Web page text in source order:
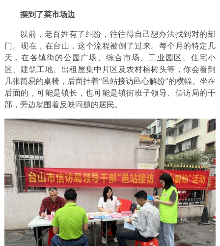
摆到了菜市场边
以前，老百姓有了纠纷，往往得自己想办法找到对的部
门。现在，在台山，这个流程被倒了过来。每个月的特定几
天，在各镇街的公园广场、综合市场、工业园区、住宅小
区、建筑工地、出租屋集中片区及农村榕树头等，你会看到
几张简易的桌椅，后面挂着“邑站接访邑心解纷”的横幅。坐在
后面的，可能是镇长，也可能是镇街班子领导、信访局的干
部，旁边就围着反映问题的居民。